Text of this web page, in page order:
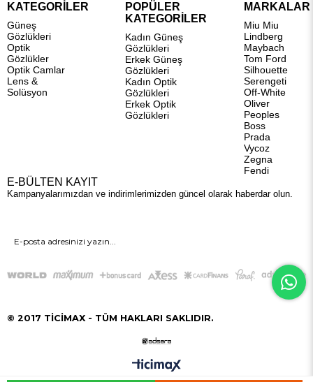
KATEGORİLER
Güneş
Gözlükleri
Optik
Gözlükler
Optik Camlar
Lens &
Solüsyon
POPÜLER
KATEGORİLER
Kadın Güneş
Gözlükleri
Erkek Güneş
Gözlükleri
Kadın Optik
Gözlükleri
Erkek Optik
Gözlükleri
MARKALAR
Miu Miu
Lindberg
Maybach
Tom Ford
Silhouette
Serengeti
Off-White
Oliver
Peoples
Boss
Prada
Vycoz
Zegna
Fendi
E-BÜLTEN KAYIT
Kampanyalarımızdan ve indirimlerimizden güncel olarak haberdar olun.
GÖNDER
© 2017 TİCİMAX - TÜM HAKLARI SAKLIDIR.